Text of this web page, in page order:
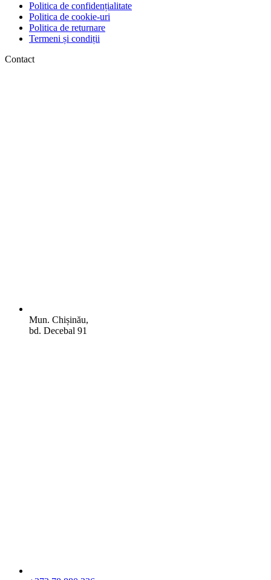
Politica de confidențialitate
Politica de cookie-uri
Politica de returnare
Termeni și condiții
Contact
Mun. Chișinău,
bd. Decebal 91